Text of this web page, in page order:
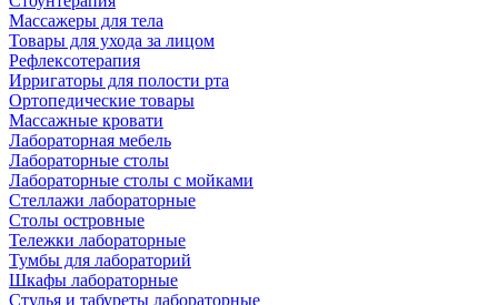
Массажеры для тела
Товары для ухода за лицом
Рефлексотерапия
Ирригаторы для полости рта
Ортопедические товары
Массажные кровати
Лабораторная мебель
Лабораторные столы
Лабораторные столы с мойками
Стеллажи лабораторные
Столы островные
Тележки лабораторные
Тумбы для лабораторий
Шкафы лабораторные
Стулья и табуреты лабораторные